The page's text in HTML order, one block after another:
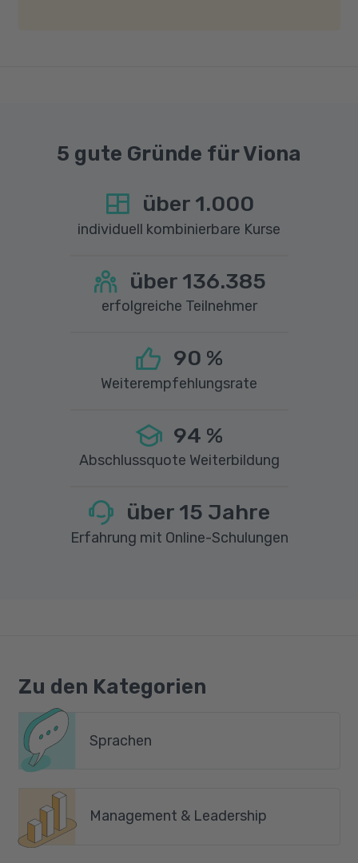
5 gute Gründe für Viona
über 1.000
individuell kombinierbare Kurse
über 136.385
erfolgreiche Teilnehmer
90 %
Weiterempfehlungsrate
94 %
Abschlussquote Weiterbildung
über 15 Jahre
Erfahrung mit Online-Schulungen
Zu den Kategorien
Sprachen
Management & Leadership